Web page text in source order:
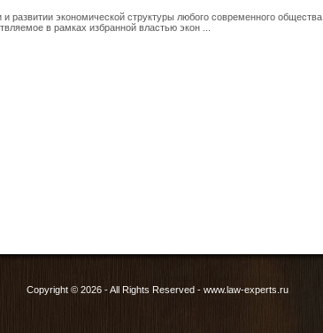
экономической структуры любого современного общества
в рамках избранной властью экон ...
Copyright © 2026 - All Rights Reserved - www.law-experts.ru